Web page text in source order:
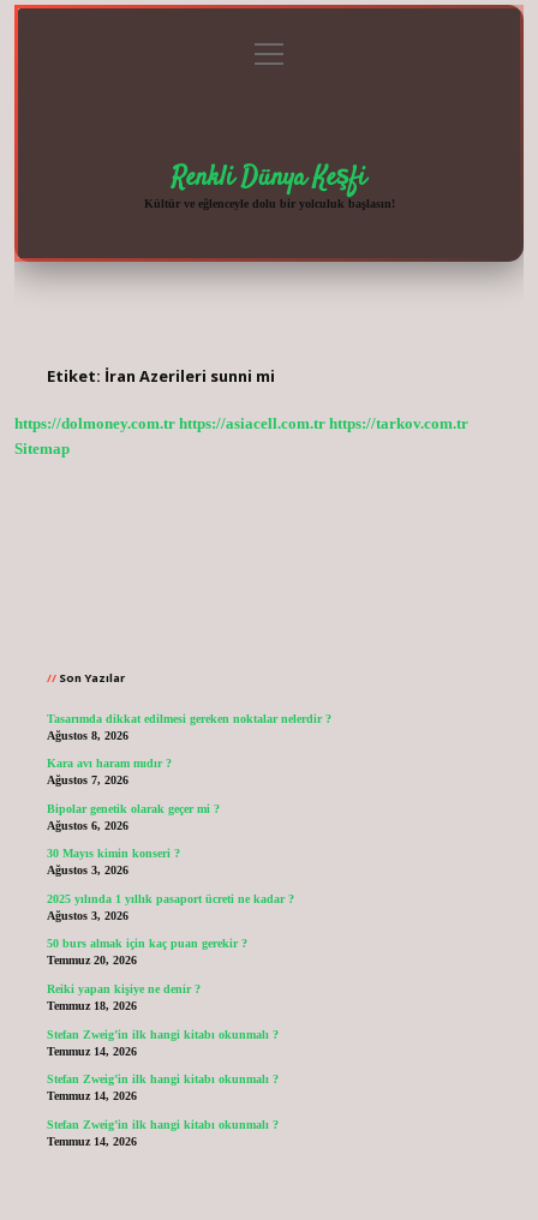
menüyü
aç
Renkli Dünya Keşfi
Kültür ve eğlenceyle dolu bir yolculuk başlasın!
Etiket: İran Azerileri sunni mi
https://dolmoney.com.tr https://asiacell.com.tr https://tarkov.com.tr
Sitemap
Son Yazılar
Tasarımda dikkat edilmesi gereken noktalar nelerdir ?
Ağustos 8, 2026
Kara avı haram mıdır ?
Ağustos 7, 2026
Bipolar genetik olarak geçer mi ?
Ağustos 6, 2026
30 Mayıs kimin konseri ?
Ağustos 3, 2026
2025 yılında 1 yıllık pasaport ücreti ne kadar ?
Ağustos 3, 2026
50 burs almak için kaç puan gerekir ?
Temmuz 20, 2026
Reiki yapan kişiye ne denir ?
Temmuz 18, 2026
Stefan Zweig’in ilk hangi kitabı okunmalı ?
Temmuz 14, 2026
Stefan Zweig’in ilk hangi kitabı okunmalı ?
Temmuz 14, 2026
Stefan Zweig’in ilk hangi kitabı okunmalı ?
Temmuz 14, 2026